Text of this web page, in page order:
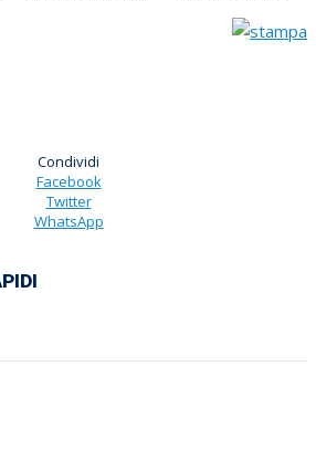
Condividi
Facebook
Twitter
WhatsApp